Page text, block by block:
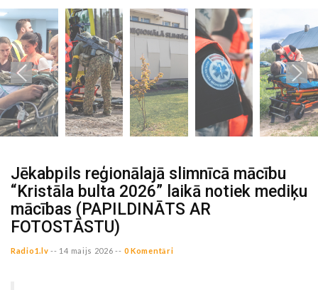
Jēkabpils reģionālajā slimnīcā mācību
“Kristāla bulta 2026” laikā notiek mediķu
mācības (PAPILDINĀTS AR
FOTOSTĀSTU)
Radio1.lv -- 14 maijs 2026 -- 0 Komentāri